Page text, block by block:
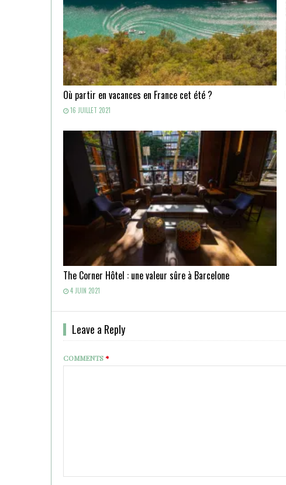
Où partir en vacances en France cet été ?
16 JUILLET 2021
The Corner Hôtel : une valeur sûre à Barcelone
4 JUIN 2021
Leave a Reply
COMMENTS*